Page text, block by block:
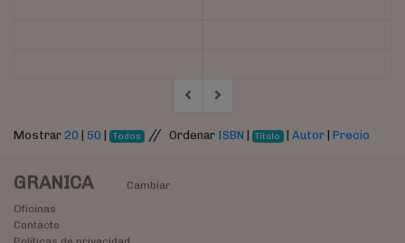
Mostrar 20 50 Todos // Ordenar ISBN Título |Autor |Precio
GRANICA
Cambiar
Oficinas
Contacto